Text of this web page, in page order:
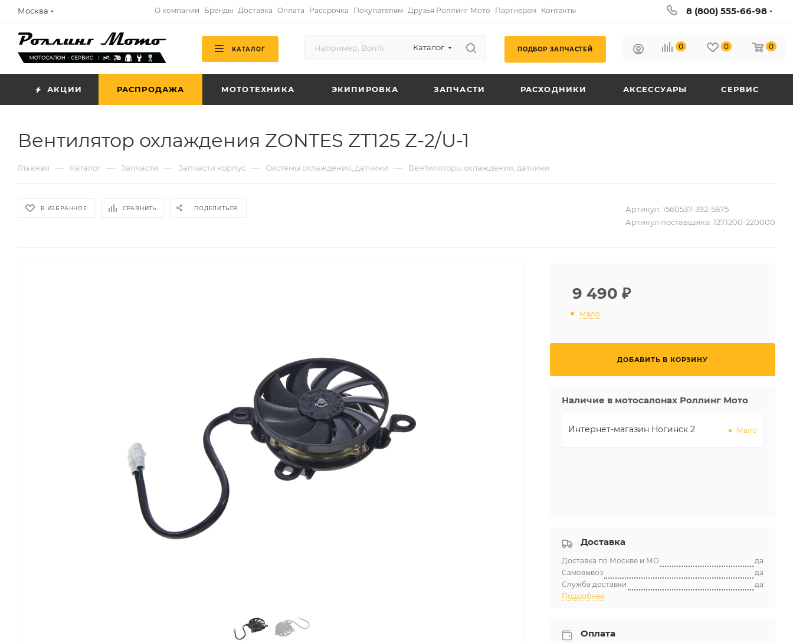
Москва О компании Бренды Доставка Оплата Рассрочка Покупателям Друзья Роллинг Мото Партнёрам Контакты 8 (800) 555-66-98
КАТАЛОГ Каталог ПОДБОР ЗАПЧАСТЕЙ 0 0 0
АКЦИИ РАСПРОДАЖА МОТОТЕХНИКА ЭКИПИРОВКА ЗАПЧАСТИ РАСХОДНИКИ АКСЕССУАРЫ СЕРВИС
Вентилятор охлаждения ZONTES ZT125 Z-2/U-1
Главная — Каталог — Запчасти — Запчасти корпус — Системы охлаждения, датчики — Вентиляторы охлаждения, датчики
В ИЗБРАННОЕ СРАВНИТЬ ПОДЕЛИТЬСЯ Артикул: 1560537-392-5875
Артикул поставщика: 1271200-220000
9 490 ₽
Мало
ДОБАВИТЬ В КОРЗИНУ
Наличие в мотосалонах Роллинг Мото
Интернет-магазин Ногинск 2 Мало
Доставка
Доставка по Москве и МО
да
Самовывоз
да
Служба доставки
да
Подробнее
Оплата